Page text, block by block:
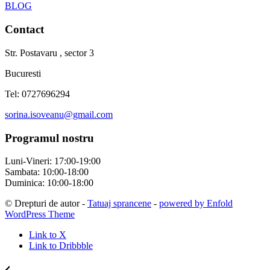
BLOG
Contact
Str. Postavaru , sector 3
Bucuresti
Tel: 0727696294
sorina.isoveanu@gmail.com
Programul nostru
Luni-Vineri: 17:00-19:00
Sambata: 10:00-18:00
Duminica: 10:00-18:00
© Drepturi de autor - Tatuaj sprancene - powered by Enfold
WordPress Theme
Link to X
Link to Dribbble